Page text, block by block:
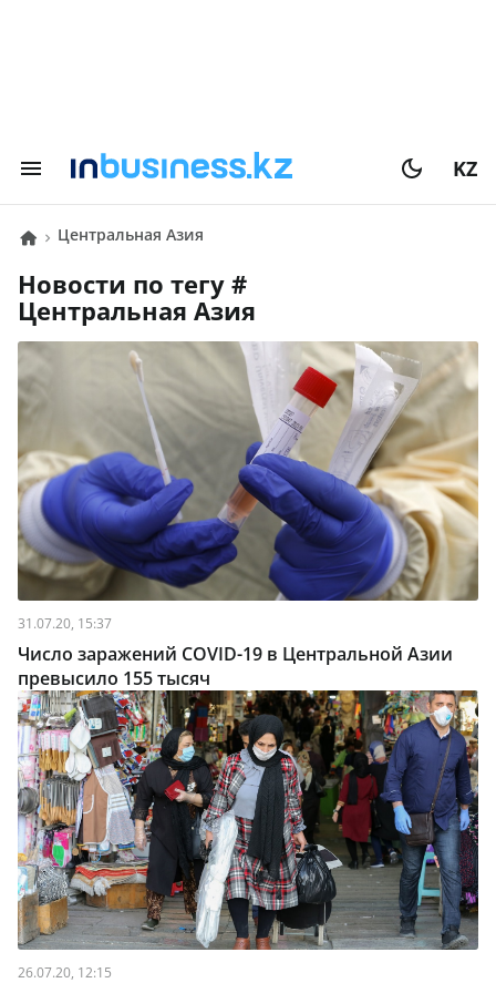
KZ
Центральная Азия
Новости по тегу #
Центральная Азия
31.07.20, 15:37
Число заражений COVID-19 в Центральной Азии
превысило 155 тысяч
26.07.20, 12:15